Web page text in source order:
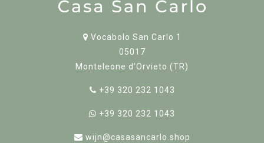
Vocabolo San Carlo 1
05017
Monteleone d'Orvieto (TR)
+39 320 232 1043
+39 320 232 1043
wijn@casasancarlo.shop